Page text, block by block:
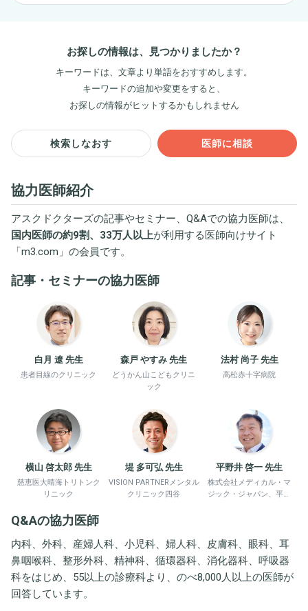
お探しの情報は、見つかりましたか？
キーワードは、文章より単語をおすすめします。
キーワードの追加や変更をすると、
お探しの情報がヒットするかもしれません
検索しなおす 医師に相談
協力医師紹介
アスクドクターズの記事やセミナー、Q&Aでの協力医師は、
国内医師の約9割、33万人以上が利用する医師向けサイト
「m3.com 」の会員です。
記事・セミナーの協力医師
白月 遼 先生
患者目線のクリニック
森戸 やすみ 先生
どうかん山こどもクリニ
ック
法村 尚子 先生
高松赤十字病院
横山 啓太郎 先生
慈恵医大晴海トリトンク
リニック
堤 多可弘 先生
VISION PARTNERメンタル
クリニック四谷
平野井 啓一 先生
株式会社メディカル・マ
ジック・ジャパン、平野
Q&Aの協力医師
内科、外科、産婦人科、小児科、婦人科、皮膚科、眼科、耳
鼻咽喉科、整形外科、精神科、循環器科、消化器科、呼吸器
科をはじめ、55以上の診療科より、のべ8,000人以上の医師が
回答しています。